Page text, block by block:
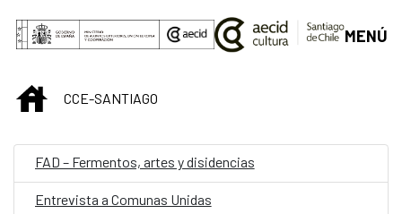
Saltar al contenido principal
MENÚ
INICIOCCE-SANTIAGO
FAD – Fermentos, artes y disidencias
Entrevista a Comunas Unidas